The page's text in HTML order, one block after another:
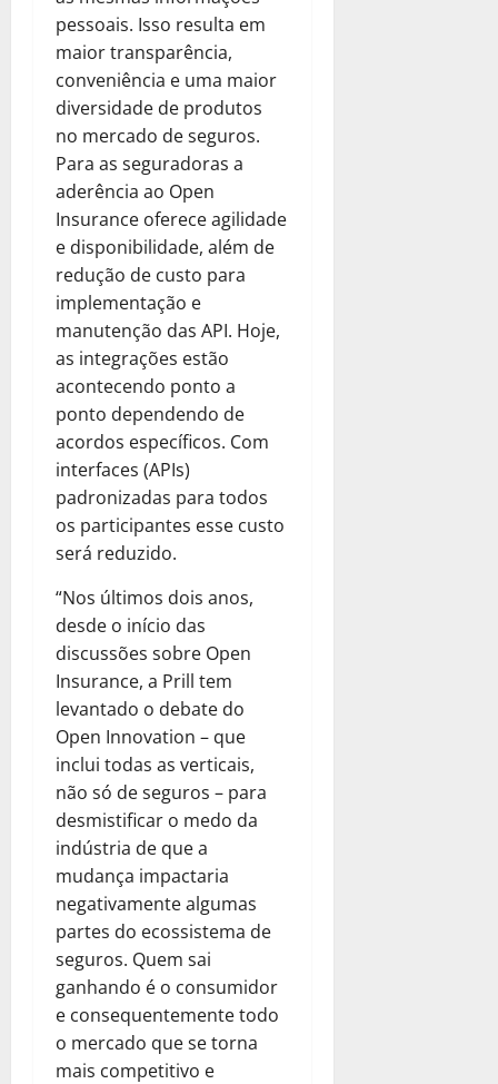
pessoais. Isso resulta em
maior transparência,
conveniência e uma maior
diversidade de produtos
no mercado de seguros.
Para as seguradoras a
aderência ao Open
Insurance oferece agilidade
e disponibilidade, além de
redução de custo para
implementação e
manutenção das API. Hoje,
as integrações estão
acontecendo ponto a
ponto dependendo de
acordos específicos. Com
interfaces (APIs)
padronizadas para todos
os participantes esse custo
será reduzido.
“Nos últimos dois anos,
desde o início das
discussões sobre Open
Insurance, a Prill tem
levantado o debate do
Open Innovation – que
inclui todas as verticais,
não só de seguros – para
desmistificar o medo da
indústria de que a
mudança impactaria
negativamente algumas
partes do ecossistema de
seguros. Quem sai
ganhando é o consumidor
e consequentemente todo
o mercado que se torna
mais competitivo e